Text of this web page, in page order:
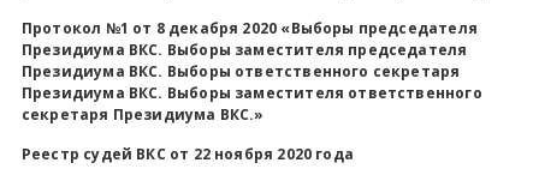
Протокол №1 от 8 декабря 2020 «Выборы председателя
Президиума ВКС. Выборы заместителя председателя
Президиума ВКС. Выборы ответственного секретаря
Президиума ВКС. Выборы заместителя ответственного
секретаря Президиума ВКС.»
Реестр судей ВКС от 22 ноября 2020 года